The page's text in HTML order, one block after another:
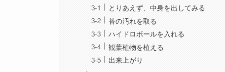
とりあえず、中身を出してみる
苔の汚れを取る
ハイドロボールを入れる
観葉植物を植える
出来上がり